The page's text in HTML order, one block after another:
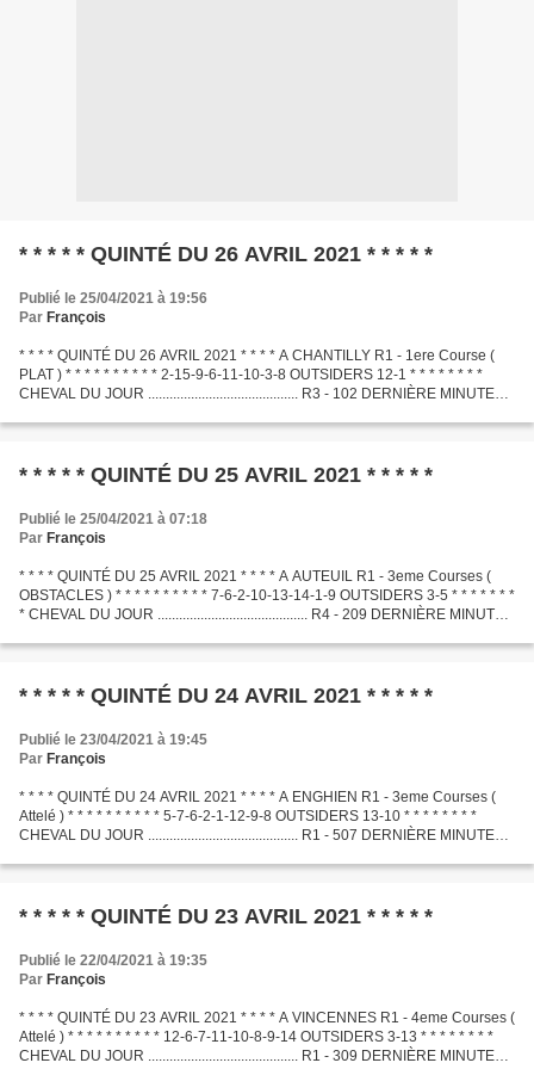
* * * * * QUINTÉ DU 26 AVRIL 2021 * * * * *
Publié le 25/04/2021 à 19:56
Par François
* * * * QUINTÉ DU 26 AVRIL 2021 * * * * A CHANTILLY R1 - 1ere Course (
PLAT ) * * * * * * * * * * 2-15-9-6-11-10-3-8 OUTSIDERS 12-1 * * * * * * * *
CHEVAL DU JOUR .......................................... R3 - 102 DERNIÈRE MINUTE
* * * * * QUINTÉ DU 25 AVRIL 2021 * * * * *
Publié le 25/04/2021 à 07:18
Par François
* * * * QUINTÉ DU 25 AVRIL 2021 * * * * A AUTEUIL R1 - 3eme Courses (
OBSTACLES ) * * * * * * * * * * 7-6-2-10-13-14-1-9 OUTSIDERS 3-5 * * * * * * *
* CHEVAL DU JOUR .......................................... R4 - 209 DERNIÈRE MINUTE
* * * * * QUINTÉ DU 24 AVRIL 2021 * * * * *
Publié le 23/04/2021 à 19:45
Par François
* * * * QUINTÉ DU 24 AVRIL 2021 * * * * A ENGHIEN R1 - 3eme Courses (
Attelé ) * * * * * * * * * * 5-7-6-2-1-12-9-8 OUTSIDERS 13-10 * * * * * * * *
CHEVAL DU JOUR .......................................... R1 - 507 DERNIÈRE MINUTE
* * * * * QUINTÉ DU 23 AVRIL 2021 * * * * *
Publié le 22/04/2021 à 19:35
Par François
* * * * QUINTÉ DU 23 AVRIL 2021 * * * * A VINCENNES R1 - 4eme Courses (
Attelé ) * * * * * * * * * * 12-6-7-11-10-8-9-14 OUTSIDERS 3-13 * * * * * * * *
CHEVAL DU JOUR .......................................... R1 - 309 DERNIÈRE MINUTE